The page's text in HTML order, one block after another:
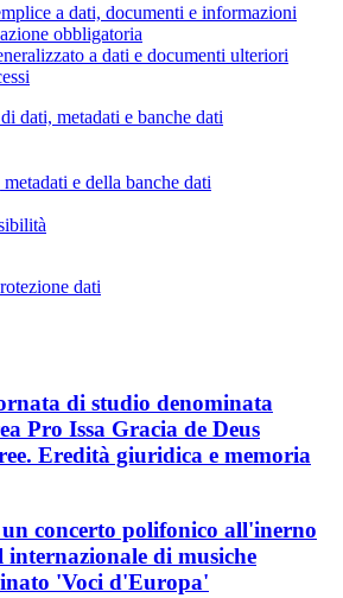
a dati, documenti e informazioni
obbligatoria
a dati e documenti ulteriori
dati, metadati e banche dati
e della banche dati
dati
di studio denominata
Pro Issa Gracia de Deus
Eredità giuridica e memoria
concerto polifonico all'inerno
di musiche
'Voci d'Europa'